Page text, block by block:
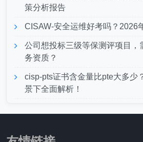
策分析报告
CISAW-安全运维好考吗？2026
公司想投标三级等保测评项目，
务资质？
cisp-pts证书含金量比pte大多少
景下全面解析！